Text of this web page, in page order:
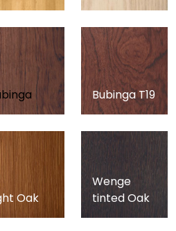
Bubinga T19
Oak
Wenge
tinted Oak